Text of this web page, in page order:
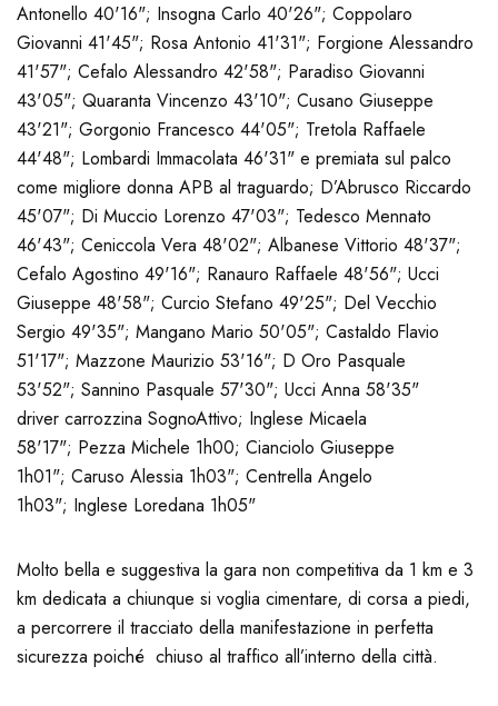
Antonello 40'16"; Insogna Carlo 40'26"; Coppolaro
Giovanni 41'45"; Rosa Antonio 41'31"; Forgione Alessandro
41'57"; Cefalo Alessandro 42'58"; Paradiso Giovanni
43'05"; Quaranta Vincenzo 43'10"; Cusano Giuseppe
43'21"; Gorgonio Francesco 44'05"; Tretola Raffaele
44'48"; Lombardi Immacolata 46'31" e premiata sul palco
come migliore donna APB al traguardo; D’Abrusco Riccardo
45'07"; Di Muccio Lorenzo 47'03"; Tedesco Mennato
46'43"; Ceniccola Vera 48'02"; Albanese Vittorio 48'37";
Cefalo Agostino 49'16"; Ranauro Raffaele 48'56"; Ucci
Giuseppe 48'58"; Curcio Stefano 49'25"; Del Vecchio
Sergio 49'35"; Mangano Mario 50'05"; Castaldo Flavio
51'17"; Mazzone Maurizio 53'16"; D Oro Pasquale
53'52"; Sannino Pasquale 57'30"; Ucci Anna 58'35"
driver carrozzina SognoAttivo; Inglese Micaela
58'17"; Pezza Michele 1h00; Cianciolo Giuseppe
1h01"; Caruso Alessia 1h03"; Centrella Angelo
1h03"; Inglese Loredana 1h05"
Molto bella e suggestiva la gara non competitiva da 1 km e 3
km dedicata a chiunque si voglia cimentare, di corsa a piedi,
a percorrere il tracciato della manifestazione in perfetta
sicurezza poiché chiuso al traffico all’interno della città.